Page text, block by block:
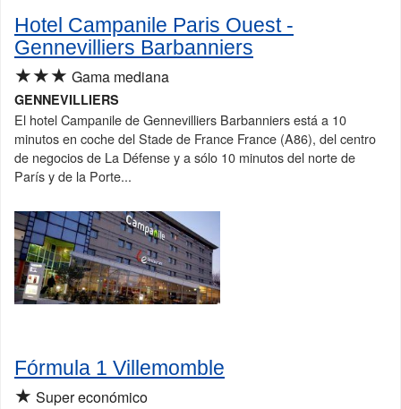
Hotel Campanile Paris Ouest -
Gennevilliers Barbanniers
★★★ Gama mediana
GENNEVILLIERS
El hotel Campanile de Gennevilliers Barbanniers está a 10
minutos en coche del Stade de France France (A86), del centro
de negocios de La Défense y a sólo 10 minutos del norte de
París y de la Porte...
Fórmula 1 Villemomble
★ Super económico